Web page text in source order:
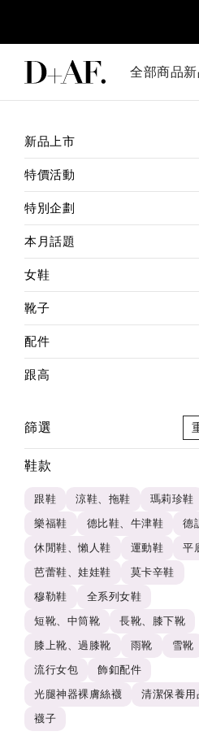
全部商品
新品上市
特價活動
特別企劃
本月話題
女鞋
靴子
配件
跟高
篩選
鞋款
跟鞋 涼鞋、拖鞋
瑪莉珍鞋
樂福鞋
德比鞋、牛津鞋
德
休閒鞋、懶人鞋
運動鞋
平
芭蕾鞋、娃娃鞋
莫卡辛鞋
穆勒鞋
全系列女鞋
短靴、中筒靴
長靴、膝下靴
膝上靴、過膝靴
雨靴
雪靴
流行女包
飾釦配件
光腿神器裸膚絲襪
清潔保養用
襪子